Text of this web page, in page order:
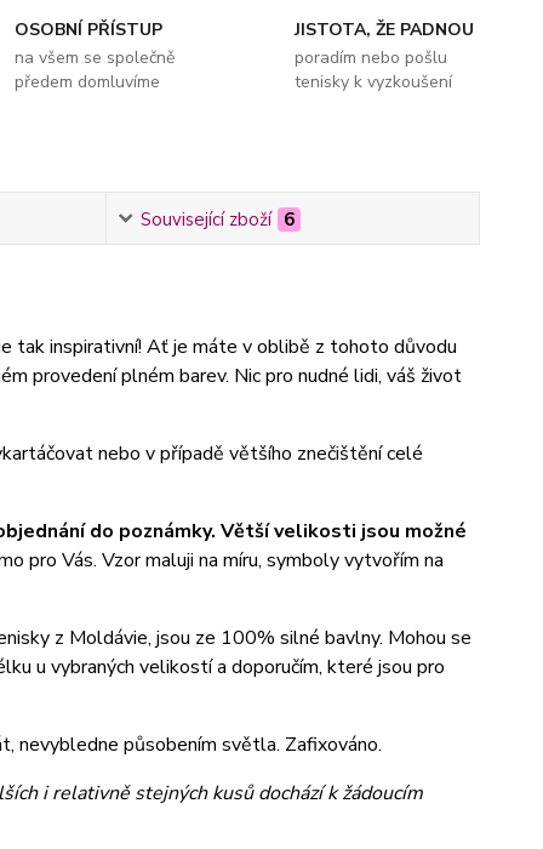
OSOBNÍ PŘÍSTUP
na všem se společně
předem domluvíme
JISTOTA, ŽE PADNOU
poradím nebo pošlu
tenisky k vyzkoušení
Související zboží 6
tak inspirativní! Ať je máte v oblibě z tohoto důvodu
provedení plném barev. Nic pro nudné lidi, váš život
nebo v případě většího znečištění celé
do poznámky. Větší velikosti jsou možné
pro Vás. Vzor maluji na míru, symboly vytvořím na
z Moldávie, jsou ze 100% silné bavlny. Mohou se
u vybraných velikostí a doporučím, které jsou pro
nevybledne působením světla. Zafixováno.
i relativně stejných kusů dochází k žádoucím